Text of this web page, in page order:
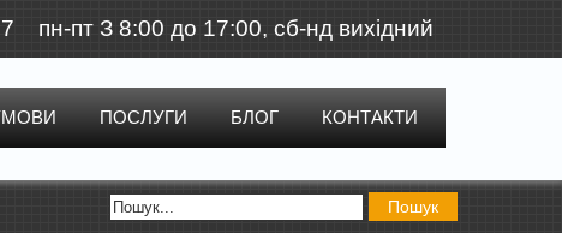
пн-пт З 8:00 до 17:00, сб-нд вихідний
ПОСЛУГИ БЛОГ КОНТАКТИ
Пошук